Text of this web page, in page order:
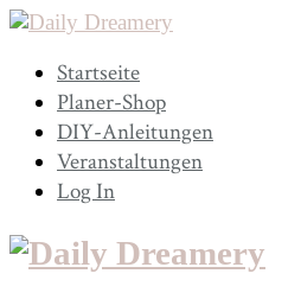
Startseite
Planer-Shop
DIY-Anleitungen
Veranstaltungen
Log In